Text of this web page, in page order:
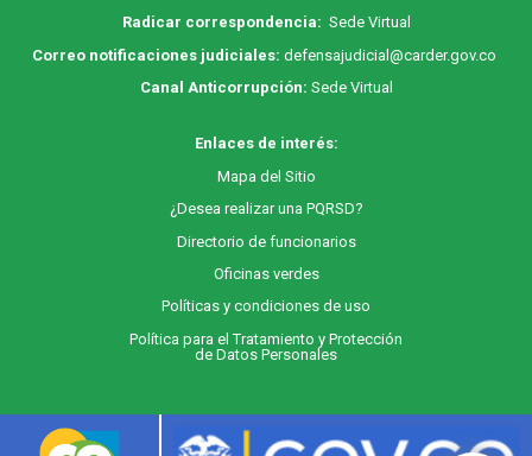
Radicar correspondencia: Sede Virtual
Correo notificaciones judiciales: defensajudicial@carder.gov.co
Canal Anticorrupción: Sede Virtual
Enlaces de interés:
Mapa del Sitio
¿Desea realizar una PQRSD?
Directorio de funcionarios
Oficinas verdes
Políticas y condiciones de uso
Política para el Tratamiento y Protección
de Datos Personales